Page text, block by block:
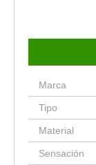
Marca
Tipo
Material
Sensación